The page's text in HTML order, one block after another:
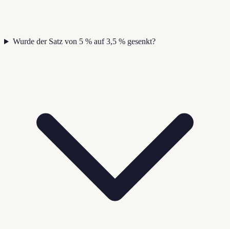
Wurde der Satz von 5 % auf 3,5 % gesenkt?